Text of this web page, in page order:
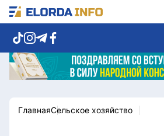
Новости столицы
Политика
ГлавнаяCельское хозяйство